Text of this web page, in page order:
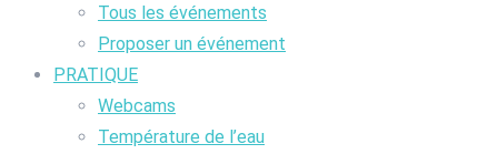
Tous les événements
Proposer un événement
PRATIQUE
Webcams
Température de l’eau